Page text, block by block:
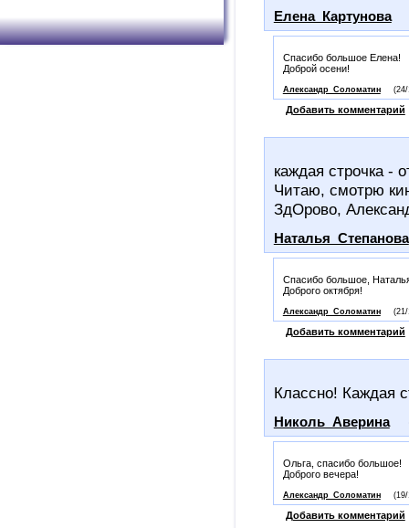
Елена_Картунова
Спасибо большое Елена!
Доброй осени!
Александр_Соломатин
Добавить комментарий
каждая строчка -
Читаю, смотрю
ЗдОрово,
Наталья_Степанова
Спасибо большое,
Доброго октября!
Александр_Соломатин
Добавить комментарий
Классно! Каждая
Николь_Аверина
Ольга, спасибо большое!
Доброго вечера!
Александр_Соломатин
Добавить комментарий